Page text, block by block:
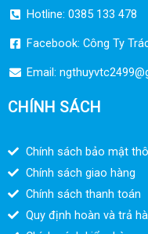
Hotline: 0385 133 478
Facebook: Công Ty
Email:
CHÍNH SÁCH
Chính sách bảo mật
Chính sách giao hàng
Chính sách thanh toán
Quy định hoàn và trả